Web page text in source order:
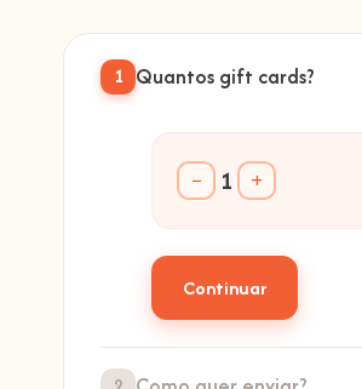
1 Quantos gift cards?
− 1 +
Continuar